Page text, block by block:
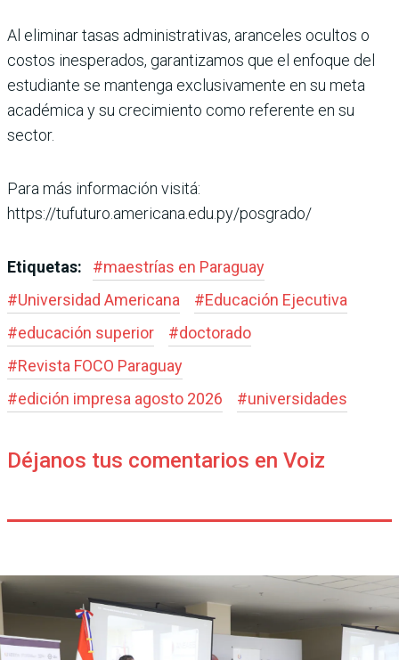
Al eliminar tasas administrativas, aranceles ocultos o
costos inesperados, garantizamos que el enfoque del
estudiante se mantenga exclusivamente en su meta
académica y su crecimiento como referente en su
sector.
Para más información visitá:
https://tufuturo.americana.edu.py/posgrado/
Etiquetas: #maestrías en Paraguay
#Universidad Americana #Educación Ejecutiva
#educación superior #doctorado
#Revista FOCO Paraguay
#edición impresa agosto 2026 #universidades
Déjanos tus comentarios en Voiz